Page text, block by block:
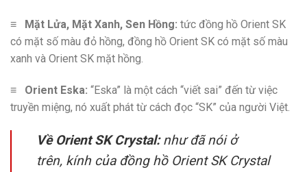
≡ Mặt Lửa, Mặt Xanh, Sen Hồng: tức đồng hồ Orient SK
có mặt số màu đỏ hồng, đồng hồ Orient SK có mặt số màu
xanh và Orient SK mặt hồng.
≡ Orient Eska: “Eska” là một cách “viết sai” đến từ việc
truyền miệng, nó xuất phát từ cách đọc “SK” của người Việt.
Về Orient SK Crystal:như đã nói ở
trên, kính của đồng hồ Orient SK Crystal